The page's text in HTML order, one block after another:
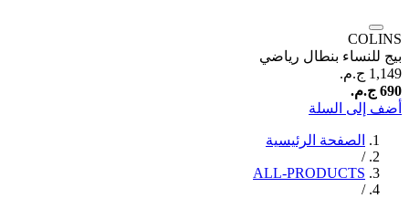
COLINS
بيج للنساء بنطال رياضي
1,149 ج.م.‏
690 ج.م.‏
أضف إلى السلة
الصفحة الرئيسية
/
ALL-PRODUCTS
/